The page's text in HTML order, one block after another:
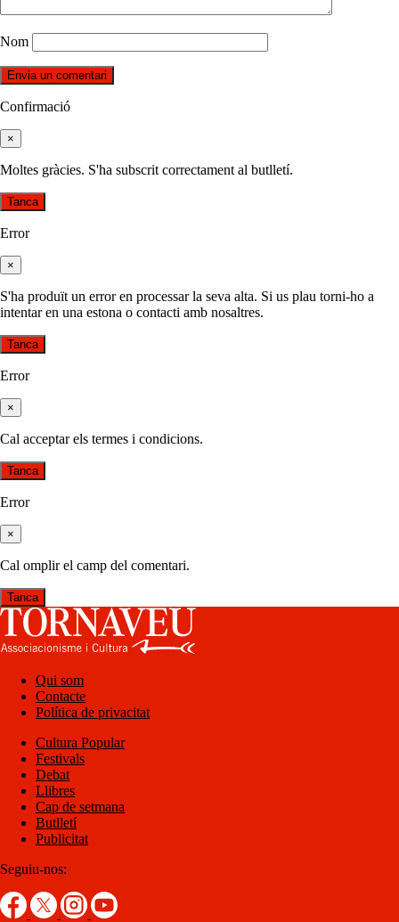
Nom
Confirmació
×
Moltes gràcies. S'ha subscrit correctament al butlletí.
Tanca
Error
×
S'ha produït un error en processar la seva alta. Si us plau torni-ho a
intentar en una estona o contacti amb nosaltres.
Tanca
Error
×
Cal acceptar els termes i condicions.
Tanca
Error
×
Cal omplir el camp del comentari.
Tanca
Qui som
Contacte
Política de privacitat
Cultura Popular
Festivals
Debat
Llibres
Cap de setmana
Butlletí
Publicitat
Seguiu-nos: